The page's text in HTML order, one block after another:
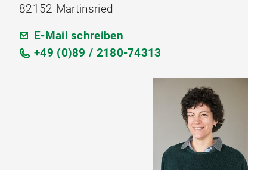
82152 Martinsried
E-Mail schreiben
+49 (0)89 / 2180-74313